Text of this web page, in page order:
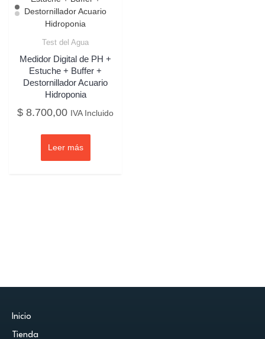
Test del Agua
Medidor Digital de PH +
Estuche + Buffer +
Destornillador Acuario
Hidroponia
$ 8.700,00 IVA Incluido
Leer más
Inicio
Tienda